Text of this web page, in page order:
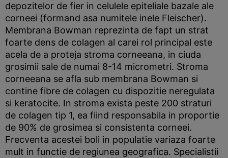
depozitelor de fier in celulele epiteliale bazale ale
corneei (formand asa numitele inele Fleischer).
Membrana Bowman reprezinta de fapt un strat
foarte dens de colagen al carei rol principal este
acela de a proteja stroma corneeana, in ciuda
grosimii sale de numai 8-14 micrometri. Stroma
corneeana se afla sub membrana Bowman si
contine fibre de colagen cu dispozitie neregulata
si keratocite. In stroma exista peste 200 straturi
de colagen tip 1, ea fiind responsabila in proportie
de 90% de grosimea si consistenta corneei.
Frecventa acestei boli in populatie variaza foarte
mult in functie de regiunea geografica. Specialistii